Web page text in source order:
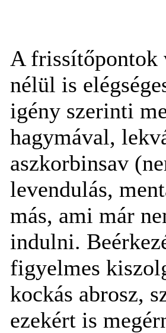
A frissítőpontok
nélül is
igény szerinti
hagymával,
aszkorbinsav
levendulás,
más, ami már
indulni.
figyelmes
kockás abrosz,
ezekért is